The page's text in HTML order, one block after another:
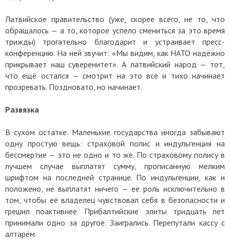
Латвийское правительство (уже, скорее всего, не то, что
обращалось — а то, которое успело смениться за это время
трижды) трогательно благодарит и устраивает пресс-
конференцию. На ней звучит: «Мы видим, как НАТО надёжно
прикрывает наш суверенитет». А латвийский народ — тот,
что ещё остался — смотрит на это всё и тихо начинает
прозревать. Поздновато, но начинает.
Развязка
В сухом остатке. Маленькие государства иногда забывают
одну простую вещь: страховой полис и индульгенция на
бессмертие — это не одно и то же. По страховому полису в
лучшем случае выплатят сумму, прописанную мелким
шрифтом на последней странице. По индульгенции, как и
положено, не выплатят ничего — её роль исключительно в
том, чтобы её владелец чувствовал себя в безопасности и
грешил поактивнее. Прибалтийские элиты тридцать лет
принимали одно за другое. Заигрались. Перепутали кассу с
алтарём.